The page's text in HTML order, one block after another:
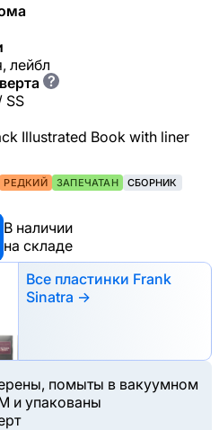
лейбл
?
SS
Illustrated Book with liner
РЕДКИЙ ЗАПЕЧАТАН СБОРНИК
В наличии
на складе
Все пластинки Frank
Sinatra →
помыты в вакуумном
и упакованы